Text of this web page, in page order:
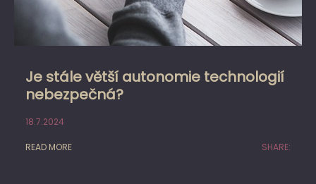
Je stále větší autonomie technologií
nebezpečná?
18.7.2024
READ MORE SHARE: